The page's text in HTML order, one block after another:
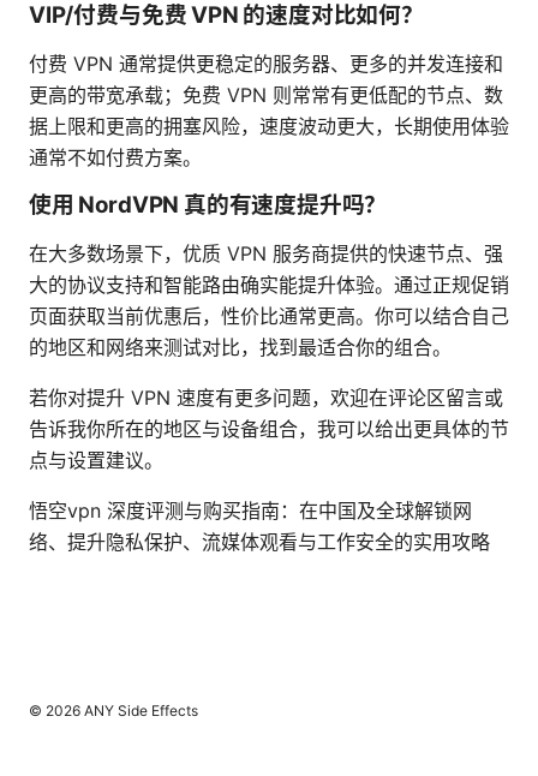
VIP/付费与免费 VPN 的速度对比如何？
付费 VPN 通常提供更稳定的服务器、更多的并发连接和
更高的带宽承载；免费 VPN 则常常有更低配的节点、数
据上限和更高的拥塞风险，速度波动更大，长期使用体验
通常不如付费方案。
使用 NordVPN 真的有速度提升吗？
在大多数场景下，优质 VPN 服务商提供的快速节点、强
大的协议支持和智能路由确实能提升体验。通过正规促销
页面获取当前优惠后，性价比通常更高。你可以结合自己
的地区和网络来测试对比，找到最适合你的组合。
若你对提升 VPN 速度有更多问题，欢迎在评论区留言或
告诉我你所在的地区与设备组合，我可以给出更具体的节
点与设置建议。
悟空vpn 深度评测与购买指南：在中国及全球解锁网
络、提升隐私保护、流媒体观看与工作安全的实用攻略
© 2026 ANY Side Effects